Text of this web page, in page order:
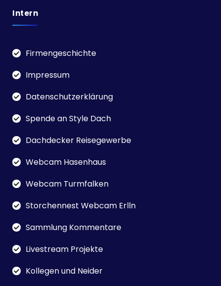
Intern
Firmengeschichte
Impressum
Datenschutzerklärung
Spende an Style Dach
Dachdecker Reisegewerbe
Webcam Hasenhaus
Webcam Turmfalken
Storchennest Webcam Erlln
Sammlung Kommentare
Livestream Projekte
Kollegen und Neider